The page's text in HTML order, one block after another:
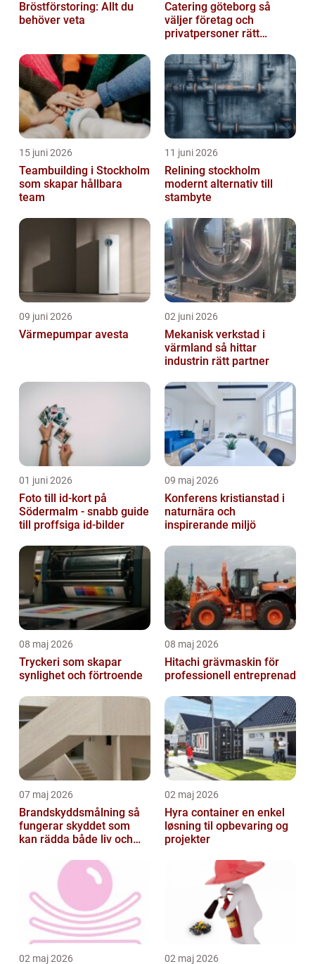
Bröstförstoring: Allt du
behöver veta
Catering göteborg så
väljer företag och
privatpersoner rätt
15 juni 2026
Teambuilding i Stockholm
som skapar hållbara
team
11 juni 2026
Relining stockholm
modernt alternativ till
stambyte
09 juni 2026
Värmepumpar avesta
02 juni 2026
Mekanisk verkstad i
värmland så hittar
industrin rätt partner
01 juni 2026
Foto till id-kort på
Södermalm - snabb guide
till proffsiga id-bilder
09 maj 2026
Konferens kristianstad i
naturnära och
inspirerande miljö
08 maj 2026
Tryckeri som skapar
synlighet och förtroende
08 maj 2026
Hitachi grävmaskin för
professionell entreprenad
07 maj 2026
Brandskyddsmålning så
fungerar skyddet som
kan rädda både liv och
02 maj 2026
Hyra container en enkel
løsning til opbevaring og
projekter
02 maj 2026 02 maj 2026